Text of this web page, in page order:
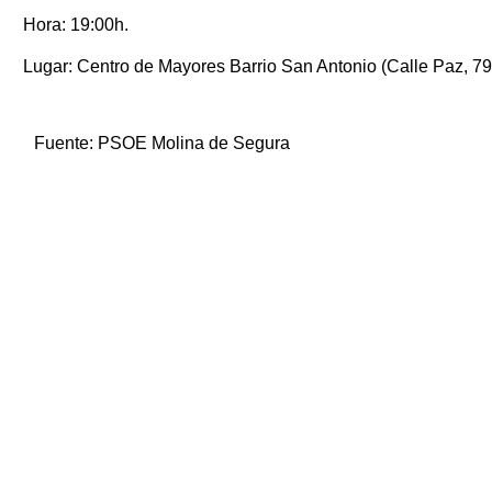
Hora: 19:00h.
Lugar: Centro de Mayores Barrio San Antonio (Calle Paz,
Fuente: PSOE Molina de Segura